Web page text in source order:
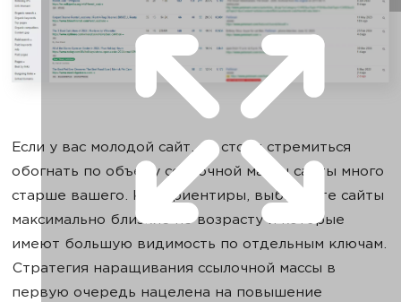
Если у вас молодой сайт, не стоит стремиться
обогнать по объему ссылочной массы сайты много
старше вашего. Как ориентиры, выбирайте сайты
максимально близкие по возрасту и которые
имеют большую видимость по отдельным ключам.
Стратегия наращивания ссылочной массы в
первую очередь нацелена на повышение